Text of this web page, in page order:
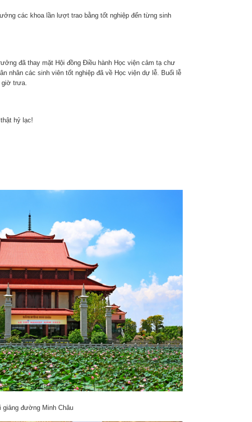
các khoa lần lượt trao bằng tốt nghiệp đến từng sinh
đã thay mặt Hội đồng Điều hành Học viện cảm tạ chư
nhân các sinh viên tốt nghiệp đã về Học viện dự lễ. Buổi lễ
trưa.
thật hỷ lạc!
giảng đường Minh Châu